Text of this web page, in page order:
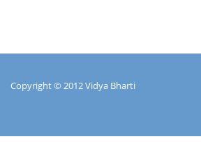
Copyright © 2012 Vidya Bharti